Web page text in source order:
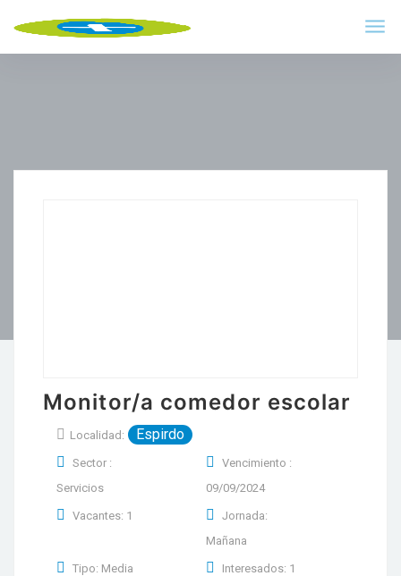
Monitor/a comedor escolar
Localidad: Espirdo
Sector :
Servicios
Vencimiento :
09/09/2024
Vacantes: 1
Jornada:
Mañana
Tipo: Media
Interesados: 1